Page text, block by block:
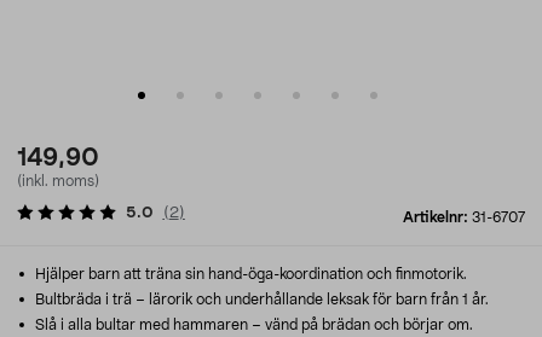
149,90
(inkl. moms)
Artikelnr: 31-6707
5.0 ( 2)
Hjälper barn att träna sin hand-öga-koordination och finmotorik.
Bultbräda i trä – lärorik och underhållande leksak för barn från 1 år.
Slå i alla bultar med hammaren – vänd på brädan och börjar om.